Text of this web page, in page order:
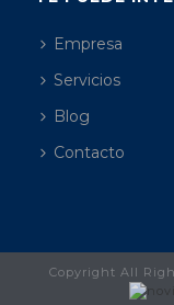
Empresa
Servicios
Blog
Contacto
Copyright All